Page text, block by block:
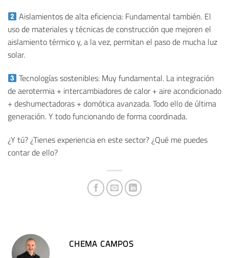
Aislamientos de alta eficiencia: Fundamental también. El
uso de materiales y técnicas de construcción que mejoren el
aislamiento térmico y, a la vez, permitan el paso de mucha luz
solar.
Tecnologías sostenibles: Muy fundamental. La integración
de aerotermia + intercambiadores de calor + aire acondicionado
+ deshumectadoras + domótica avanzada. Todo ello de última
generación. Y todo funcionando de forma coordinada.
¿Y tú? ¿Tienes experiencia en este sector? ¿Qué me puedes
contar de ello?
CHEMA CAMPOS